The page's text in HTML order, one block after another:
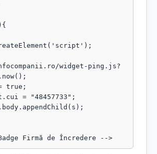
widget-ping.js?
Firmă de Încredere -->